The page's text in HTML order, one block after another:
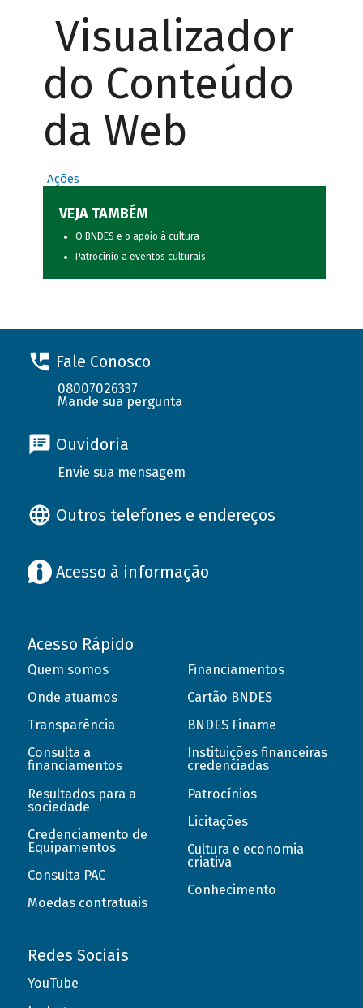
Visualizador
do Conteúdo
da Web
Ações
VEJA TAMBÉM
O BNDES e o apoio à cultura
Patrocínio a eventos culturais
Fale Conosco
08007026337
Mande sua pergunta
Ouvidoria
Envie sua mensagem
Outros telefones e endereços
Acesso à informação
Acesso Rápido
Quem somos
Onde atuamos
Transparência
Consulta a
financiamentos
Resultados para a
sociedade
Credenciamento de
Equipamentos
Consulta PAC
Moedas contratuais
Financiamentos
Cartão BNDES
BNDES Finame
Instituições financeiras
credenciadas
Patrocínios
Licitações
Cultura e economia
criativa
Conhecimento
Redes Sociais
YouTube